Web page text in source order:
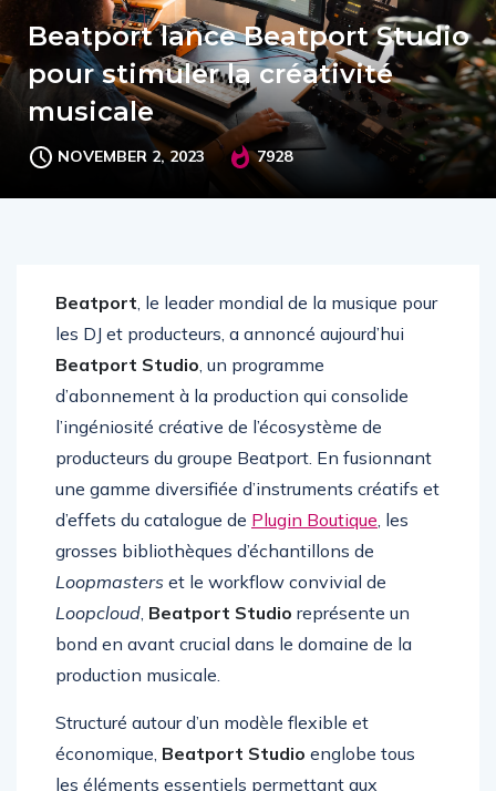
Beatport lance Beatport Studio
pour stimuler la créativité
musicale
7928
Beatport, le leader mondial de la musique pour
les DJ et producteurs, a annoncé aujourd’hui
Beatport Studio, un programme
d’abonnement à la production qui consolide
l’ingéniosité créative de l’écosystème de
producteurs du groupe Beatport. En fusionnant
une gamme diversifiée d’instruments créatifs et
d’effets du catalogue dePlugin Boutique
grosses bibliothèques d’échantillons de
Loopmasterset le workflow convivial de
Loopcloud ,Beatport Studio représente un
bond en avant crucial dans le domaine de la
Structuré autour d’un modèle flexible et
économique, Beatport Studioenglobe tous